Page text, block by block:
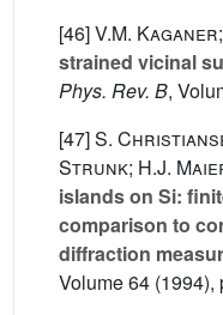
[46]V.M.
strained vicinal
Phys. Rev. B,
[47]S.
Strunk; H.J.
islands on Si:
comparison to
diffraction
Volume 64 (1994),